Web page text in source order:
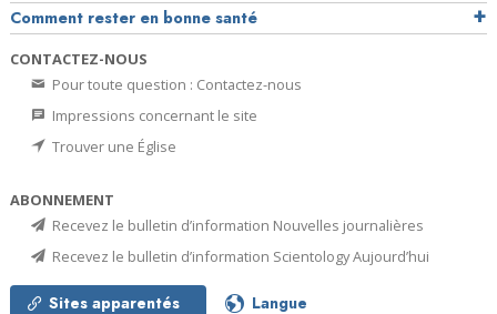
Comment rester en bonne santé
CONTACTEZ-NOUS
Pour toute question : Contactez-nous
Impressions concernant le site
Trouver une Église
ABONNEMENT
Recevez le bulletin d’information Nouvelles journalières
Recevez le bulletin d’information Scientology Aujourd’hui
Sites apparentés Langue